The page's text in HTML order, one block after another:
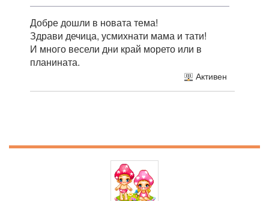
Добре дошли в новата тема!
Здрави дечица, усмихнати мама и тати!
И много весели дни край морето или в
планината.
Активен